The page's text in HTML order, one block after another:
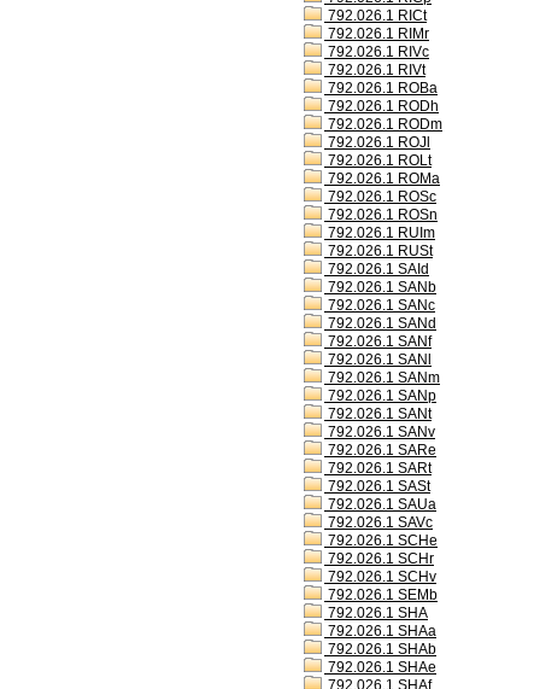
792.026.1 RICt
792.026.1 RIMr
792.026.1 RIVc
792.026.1 RIVt
792.026.1 ROBa
792.026.1 RODh
792.026.1 RODm
792.026.1 ROJl
792.026.1 ROLt
792.026.1 ROMa
792.026.1 ROSc
792.026.1 ROSn
792.026.1 RUIm
792.026.1 RUSt
792.026.1 SAId
792.026.1 SANb
792.026.1 SANc
792.026.1 SANd
792.026.1 SANf
792.026.1 SANl
792.026.1 SANm
792.026.1 SANp
792.026.1 SANt
792.026.1 SANv
792.026.1 SARe
792.026.1 SARt
792.026.1 SASt
792.026.1 SAUa
792.026.1 SAVc
792.026.1 SCHe
792.026.1 SCHr
792.026.1 SCHv
792.026.1 SEMb
792.026.1 SHA
792.026.1 SHAa
792.026.1 SHAb
792.026.1 SHAe
792.026.1 SHAf